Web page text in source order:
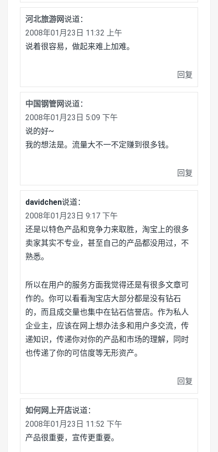
河北旅游网说道：
2008年01月23日 11:32 上午
说着很容易，做起来难上加难。
回复
中国钢管网说道：
2008年01月23日 5:09 下午
说的好~
我的想法是。流量大不一不定赚到很多钱。
回复
davidchen说道：
2008年01月23日 9:17 下午
还是以特色产品和竞争力来取胜，淘宝上的很多
卖家其实不专业，甚至自己的产品都没用过，不
熟悉。
所以在用户的服务方面我觉得还是有很多文章可
作的。你可以看看淘宝店大部分都是没有钻石
的，而且成交量也集中在钻石信誉店。作为私人
企业主，应该在网上想办法多和用户多交流，传
递知识，传递你对你的产品和市场的理解，同时
也传递了你的可信度等无形资产。
回复
如何网上开店说道：
2008年01月23日 11:52 下午
产品很重要，宣传更重要。